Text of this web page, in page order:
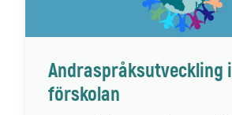
Andraspråksutveckling i
förskolan